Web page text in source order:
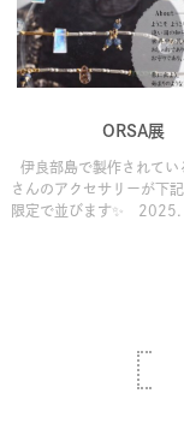
ORSA展
伊良部島で製作されてい
さんのアクセサリーが下
限定で並びます✨ 2025.